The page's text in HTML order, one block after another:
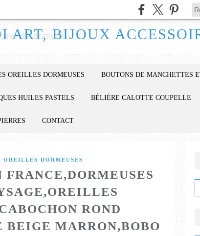
OREILLES DORMEUSES BOUTONS DE MANCHETTES
HUILES PASTELS BÉLIÈRE CALOTTE COUPELLE
CONTACT
OREILLES DORMEUSES
ROND
BEIGE MARRON,BOBO